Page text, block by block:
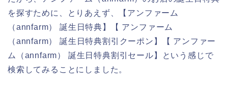
を探すために、とりあえず、【アンファーム
（annfarm） 誕生日特典】【 アンファーム
（annfarm） 誕生日特典割引クーポン】【 アンファー
ム（annfarm） 誕生日特典割引セール】という感じで
検索してみることにしました。